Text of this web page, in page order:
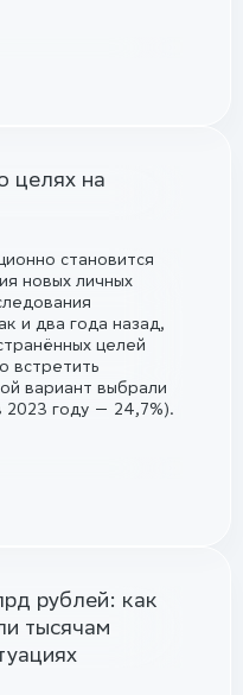
целях на
становится
новых личных
и два года назад,
целей
встретить
вариант выбрали
2023 году — 24,7%).
рублей: как
тысячам